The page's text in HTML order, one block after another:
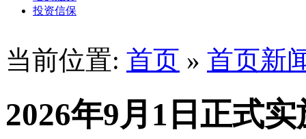
投资信保
当前位置: 首页 » 首页新
2026年9月1日正式